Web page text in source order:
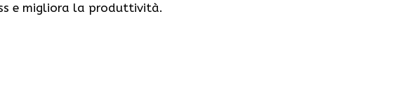
e migliora la produttività.